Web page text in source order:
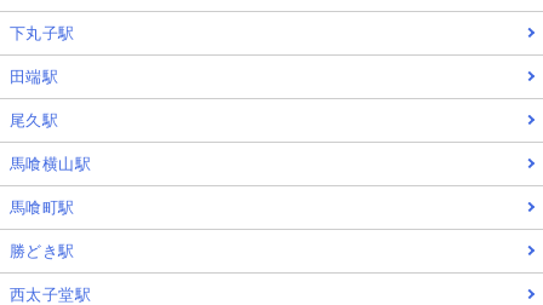
下丸子駅
田端駅
尾久駅
馬喰横山駅
馬喰町駅
勝どき駅
西太子堂駅